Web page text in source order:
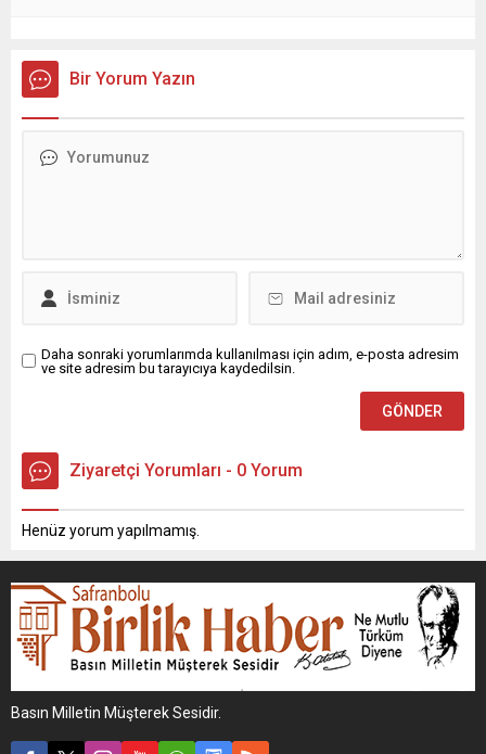
Bir Yorum Yazın
Daha sonraki yorumlarımda kullanılması için adım, e-posta adresim
ve site adresim bu tarayıcıya kaydedilsin.
Ziyaretçi Yorumları - 0 Yorum
Henüz yorum yapılmamış.
Basın Milletin Müşterek Sesidir.